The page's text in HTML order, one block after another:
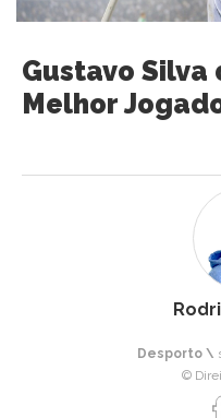
Gustavo
Melhor
Desporto \
©